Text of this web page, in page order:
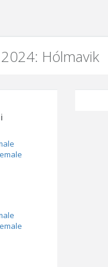
Hólmavik